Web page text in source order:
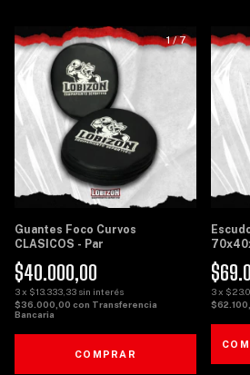
1/7
Guantes Foco Curvos
CLASICOS - Par
$40.000,00
3x $13.333,33 sin interés
$36.000,00 con Transferencia
Bancaria
COMPRAR
3x